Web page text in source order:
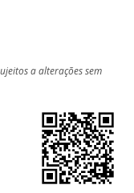
a alterações sem